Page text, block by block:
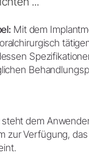
Mit dem
dem
zur Verfügung,